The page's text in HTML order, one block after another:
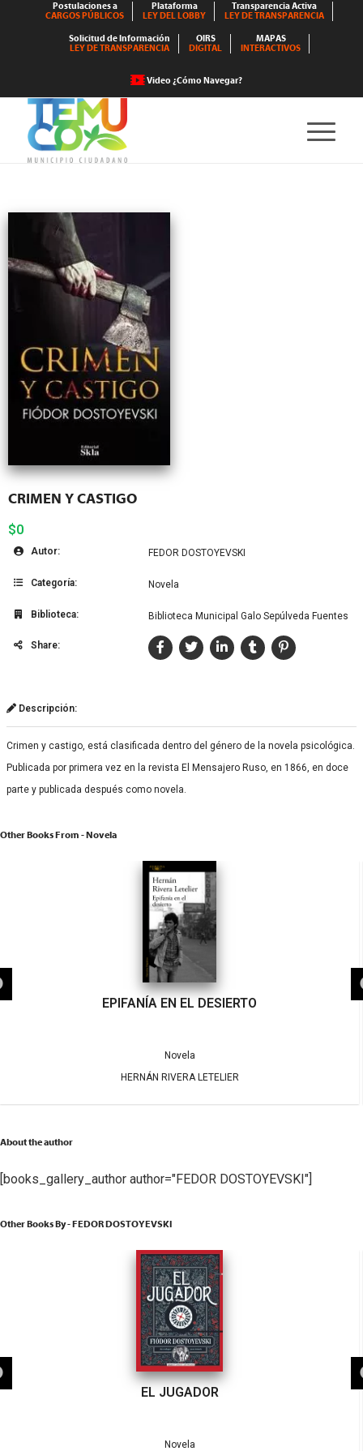
Postulaciones a
CARGOS PÚBLICOS
Plataforma
LEY DEL LOBBY
Transparencia Activa
LEY DE TRANSPARENCIA
Solicitud de Información
LEY DE TRANSPARENCIA
OIRS
DIGITAL
MAPAS
INTERACTIVOS
Video ¿Cómo Navegar?
CRIMEN Y CASTIGO
$0
Autor: FEDOR DOSTOYEVSKI
Categoría: Novela
Biblioteca: Biblioteca Municipal Galo Sepúlveda Fuentes
Share:
Descripción:
Crimen y castigo, está clasificada dentro del género de la novela psicológica.
Publicada por primera vez en la revista El Mensajero Ruso, en 1866, en doce
parte y publicada después como novela.
Other Books From - Novela
EPIFANÍA EN EL DESIERTO
Novela
HERNÁN RIVERA LETELIER
About the author
[books_gallery_author author="FEDOR DOSTOYEVSKI"]
Other Books By - FEDOR DOSTOYEVSKI
EL JUGADOR
Novela